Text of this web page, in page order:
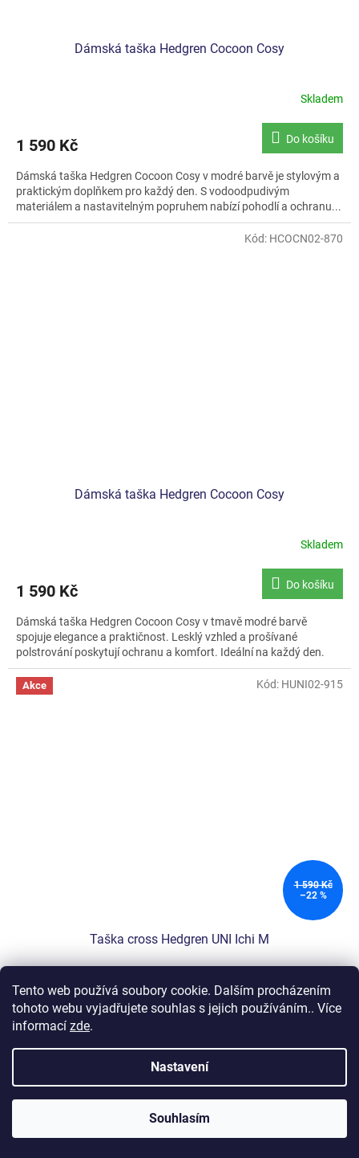
Tento web používá soubory cookie. Dalším procházením
tohoto webu vyjadřujete souhlas s jejich používáním.. Více
informací zde.
Nastavení
Souhlasím
Dámská taška Hedgren Cocoon Cosy
Skladem
1 590 Kč Do košíku
Dámská taška Hedgren Cocoon Cosy v modré barvě je stylovým a
praktickým doplňkem pro každý den. S vodoodpudivým
materiálem a nastavitelným popruhem nabízí pohodlí a ochranu...
Dámská taška Hedgren Cocoon Cosy
Skladem
1 590 Kč Do košíku
Dámská taška Hedgren Cocoon Cosy v tmavě modré barvě
spojuje elegance a praktičnost. Lesklý vzhled a prošívané
polstrování poskytují ochranu a komfort. Ideální na každý den.
Kód: HCOCN02-870
Akce
1 590 Kč
–22 %
Taška cross Hedgren UNI Ichi M
Skladem
1 225 Kč
Taška cross Hedgren UNI Ichi M je kompaktní, lehká a nabízí
moderní design s RFID ochranou. Ideální pro každodenní nošení,
poskytuje snadný přístup ke třem oddílům a ochraně...
Kód: HUNI02-915